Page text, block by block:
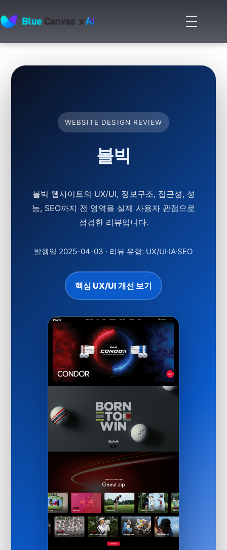
BLUECANVAS
메
뉴
기
WEBSITE DESIGN REVIEW
볼빅
볼빅 웹사이트의 UX/UI, 정보구조, 접근성, 성
능, SEO까지 전 영역을 실제 사용자 관점으로
점검한 리뷰입니다.
발행일 2025-04-03 · 리뷰 유형: UX/UI·IA·SEO
핵심 UX/UI 개선 보기